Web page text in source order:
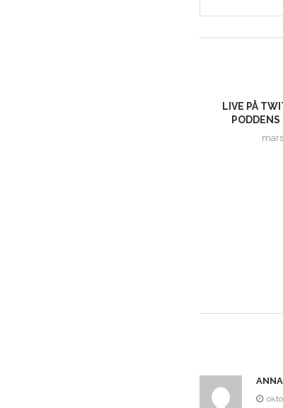
LIVE PÅ
ANNA